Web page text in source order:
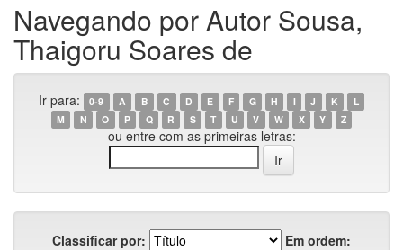
Navegando por Autor Sousa,
Thaigoru Soares de
Ir para: 0-9 A B C D E F G H I J K
L
M
N O P Q R S T U V W X Y Z
ou entre com as primeiras letras:
Classificar por:
Em ordem: